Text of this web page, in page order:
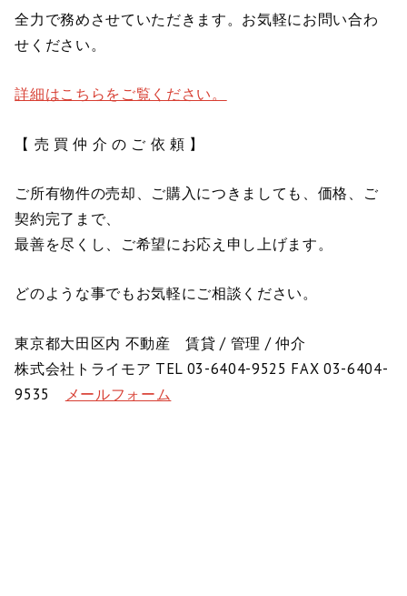
全力で務めさせていただきます。お気軽にお問い合わ
せください。
詳細はこちらをご覧ください。
【 売 買 仲 介 の ご 依 頼 】
ご所有物件の売却、ご購入につきましても、価格、ご
契約完了まで、
最善を尽くし、ご希望にお応え申し上げます。
どのような事でもお気軽にご相談ください。
東京都大田区内 不動産 賃貸 / 管理 / 仲介
株式会社トライモア TEL 03-6404-9525 FAX 03-6404-
9535
メールフォーム